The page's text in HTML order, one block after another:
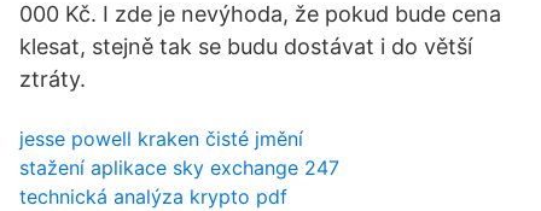
000 Kč. I zde je nevýhoda, že pokud bude cena
klesat, stejně tak se budu dostávat i do větší
ztráty.
jesse powell kraken čisté jmění
stažení aplikace sky exchange 247
technická analýza krypto pdf